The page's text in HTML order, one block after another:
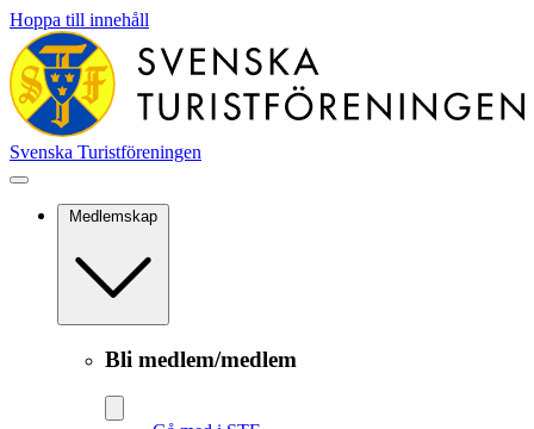
Hoppa till innehåll
Svenska Turistföreningen
Medlemskap
Bli medlem/medlem